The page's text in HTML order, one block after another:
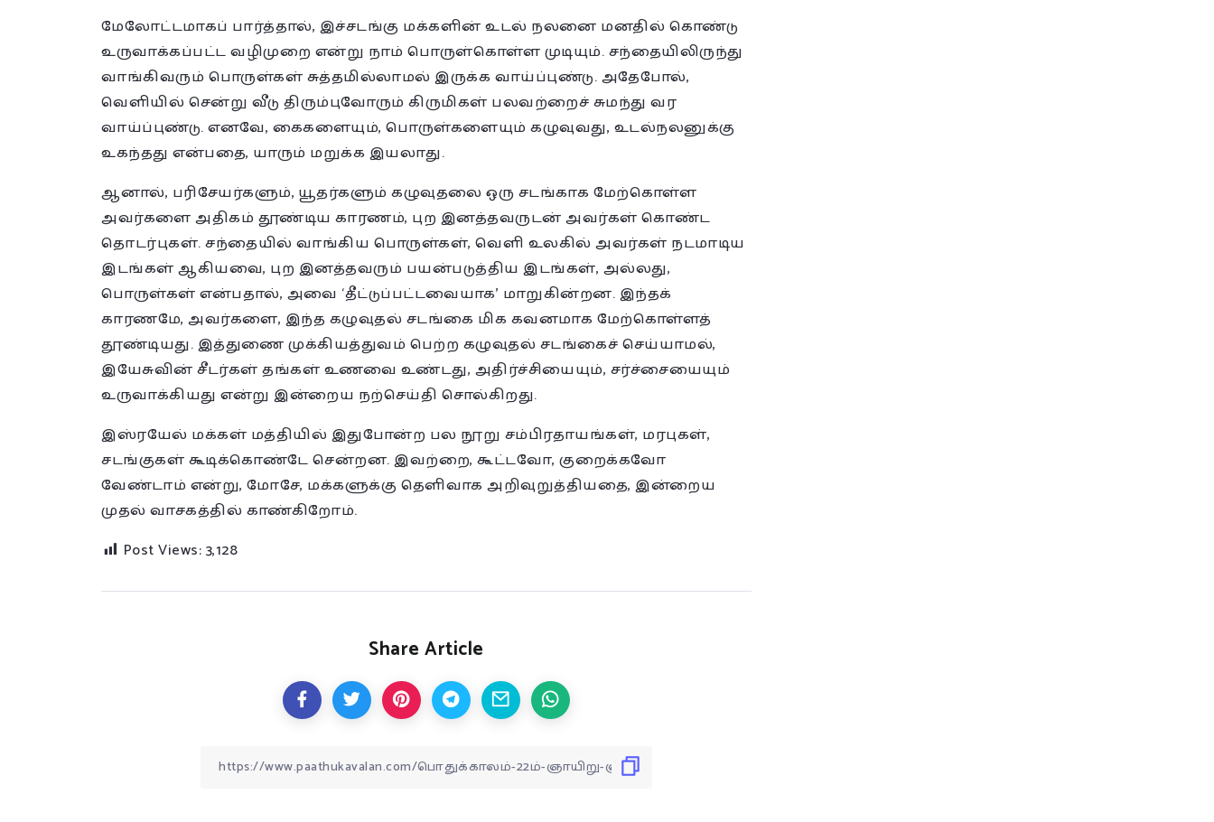
மேலோட்டமாகப் பார்த்தால், இச்சடங்கு மக்களின் உடல் நலனை மனதில் கொண்டு
உருவாக்கப்பட்ட வழிமுறை என்று நாம் பொருள்கொள்ள முடியும். சந்தையிலிருந்து
வாங்கிவரும் பொருள்கள் சுத்தமில்லாமல் இருக்க வாய்ப்புண்டு. அதேபோல்,
வெளியில் சென்று வீடு திரும்புவோரும் கிருமிகள் பலவற்றைச் சுமந்து வர
வாய்ப்புண்டு. எனவே, கைகளையும், பொருள்களையும் கழுவுவது, உடல்நலனுக்கு
உகந்தது என்பதை, யாரும் மறுக்க இயலாது.
ஆனால், பரிசேயர்களும், யூதர்களும் கழுவுதலை ஒரு சடங்காக மேற்கொள்ள
அவர்களை அதிகம் தூண்டிய காரணம், புற இனத்தவருடன் அவர்கள் கொண்ட
தொடர்புகள். சந்தையில் வாங்கிய பொருள்கள், வெளி உலகில் அவர்கள் நடமாடிய
இடங்கள் ஆகியவை, புற இனத்தவரும் பயன்படுத்திய இடங்கள், அல்லது,
பொருள்கள் என்பதால், அவை ‘தீட்டுப்பட்டவையாக’ மாறுகின்றன. இந்தக்
காரணமே, அவர்களை, இந்த கழுவுதல் சடங்கை மிக கவனமாக மேற்கொள்ளத்
தூண்டியது. இத்துணை முக்கியத்துவம் பெற்ற கழுவுதல் சடங்கைச் செய்யாமல்,
இயேசுவின் சீடர்கள் தங்கள் உணவை உண்டது, அதிர்ச்சியையும், சர்ச்சையையும்
உருவாக்கியது என்று இன்றைய நற்செய்தி சொல்கிறது.
இஸ்ரயேல் மக்கள் மத்தியில் இதுபோன்ற பல நூறு சம்பிரதாயங்கள், மரபுகள்,
சடங்குகள் கூடிக்கொண்டே சென்றன. இவற்றை, கூட்டவோ, குறைக்கவோ
வேண்டாம் என்று, மோசே, மக்களுக்கு தெளிவாக அறிவுறுத்தியதை, இன்றைய
முதல் வாசகத்தில் காண்கிறோம்.
Post Views:3,128
Share Article